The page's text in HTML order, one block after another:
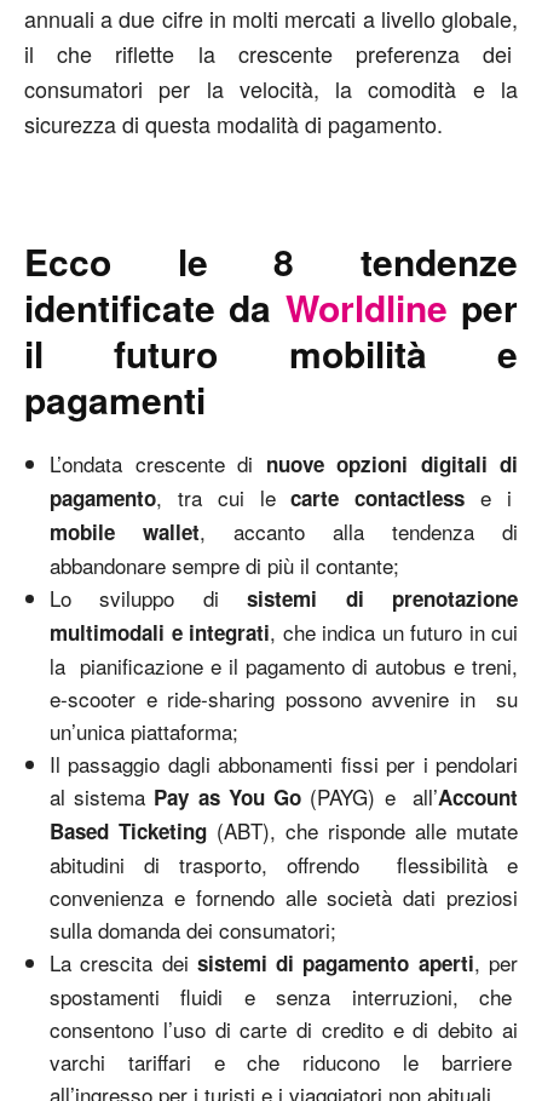
annuali a due cifre in molti mercati a livello globale,
il che riflette la crescente preferenza dei
consumatori per la velocità, la comodità e la
sicurezza di questa modalità di pagamento.
Ecco le 8 tendenze
identificate da Worldline per
il futuro mobilità e
pagamenti
L’ondata crescente di nuove opzioni digitali di
pagamento, tra cui lecarte contactlesse i
mobile wallet, accanto alla tendenza di
abbandonare sempre di più il contante;
Lo sviluppo disistemi di prenotazione
multimodali e integrati, che indica un futuro in cui
la pianificazione e il pagamento di autobus e treni,
e-scooter e ride-sharing possono avvenire in su
un’unica piattaforma;
Il passaggio dagli abbonamenti fissi per i pendolari
al sistema Pay as You Go (PAYG) e all’Account
Based Ticketing (ABT), che risponde alle mutate
abitudini di trasporto, offrendo flessibilità e
convenienza e fornendo alle società dati preziosi
sulla domanda dei consumatori;
La crescita dei sistemi di pagamento aperti, per
spostamenti fluidi e senza interruzioni, che
consentono l’uso di carte di credito e di debito ai
varchi tariffari e che riducono le barriere
all’ingresso per i turisti e i viaggiatori non abituali.